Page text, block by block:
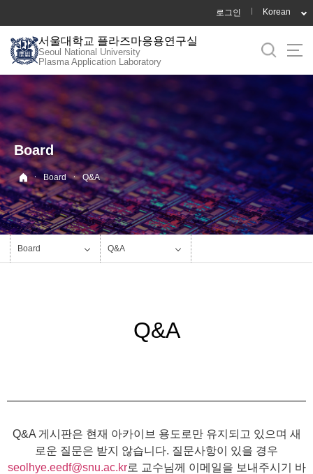
로
메
뉴
로그인 Korean
서울대학교 플라즈마응용연구실
Seoul National University
Plasma Application Laboratory
Board
· Board · Q&A
Board Q&A
Q&A
Q&A 게시판은 현재 아카이브 용도로만 유지되고 있으며 새
로운 질문은 받지 않습니다. 질문사항이 있을 경우
seolhye.eedf@snu.ac.kr로 교수님께 이메일을 보내주시기 바